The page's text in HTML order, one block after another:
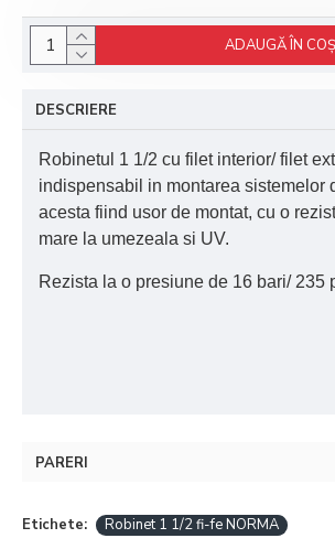
ADAUGĂ ÎN COŞ
DESCRIERE
Robinetul 1 1/2 cu filet interior/ filet
indispensabil in montarea sistemelor
acesta fiind usor de montat, cu o
mare la umezeala si UV.
Rezista la o presiune de 16 bari/ 235
PARERI
Etichete: Robinet 1 1/2 fi-fe NORMA